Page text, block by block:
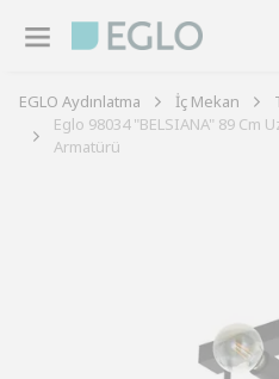
EGLO Aydınlatma İç Mekan
Eglo 98034 "BELSIANA" 89 Cm
Armatürü